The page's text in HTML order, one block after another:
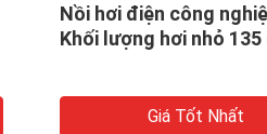
Nồi hơi điện công
Khối lượng hơi nhỏ 135
Giá Tốt Nhất